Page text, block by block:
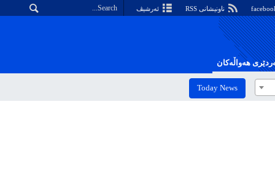
ناونیشانی RSS ئەرشیڤ
هەواڵەکان
Today News